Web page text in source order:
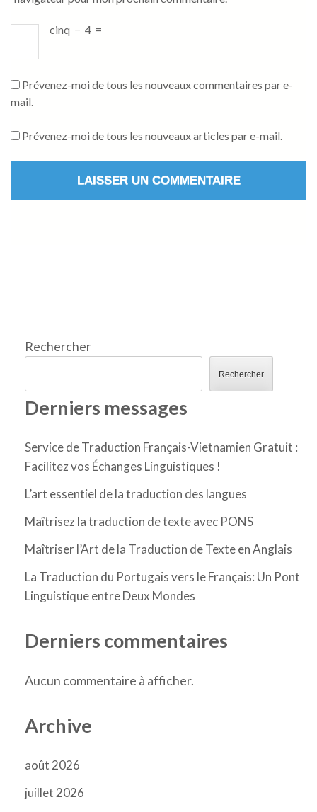
cinq − 4 =
Prévenez-moi de tous les nouveaux commentaires par e-
mail.
Prévenez-moi de tous les nouveaux articles par e-mail.
Rechercher
Rechercher
Derniers messages
Service de Traduction Français-Vietnamien Gratuit :
Facilitez vos Échanges Linguistiques !
L’art essentiel de la traduction des langues
Maîtrisez la traduction de texte avec PONS
Maîtriser l’Art de la Traduction de Texte en Anglais
La Traduction du Portugais vers le Français: Un Pont
Linguistique entre Deux Mondes
Derniers commentaires
Aucun commentaire à afficher.
Archive
août 2026
juillet 2026